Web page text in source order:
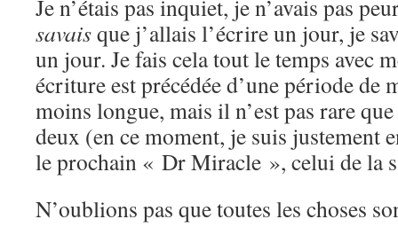
Je n’étais pas inquiet, je n’avais pas
savaisque j’allais l’écrire un jour, je
un jour. Je fais cela tout le temps avec
écriture est précédée d’une période de
moins longue, mais il n’est pas rare
deux (en ce moment, je suis justement
le prochain « Dr Miracle », celui de la
N’oublions pas que toutes les choses